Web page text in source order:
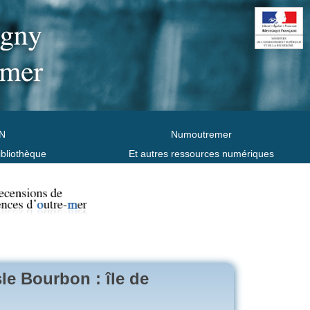
Numoutremer
Et autres ressources numériques
Bourbon : île de